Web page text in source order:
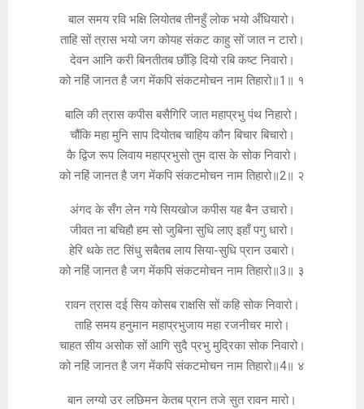
बाल समय रवि भक्षि लियोतब तीनहुँ लोक भयो अँधियारो।
ताहि सों त्रास भयो जग कोयह संकट काहु सों जात न टारो।
देवन आनि करी बिनतीतब छाँड़ि दियो रबि कष्ट निवारो।
को नहिं जानत है जग मेंकपि संकटमोचन नाम तिहारो॥1॥ १
बालि की त्रास कपीस बसैगिरि जात महाप्रभु पंथ निहारो।
चौंकि महा मुनि साप दियोतब चाहिय कौन बिचार बिचारो।
कै द्विज रूप लिवाय महाप्रभुसो तुम दास के सोक निवारो।
को नहिं जानत है जग मेंकपि संकटमोचन नाम तिहारो॥2॥ २
अंगद के सँग लेन गये सियखोज कपीस यह बैन उचारो।
जीवत ना बचिहौ हम सो जुबिना सुधि लाए इहाँ पगु धारो।
हेरि थके तट सिंधु सबैतब लाय सिया-सुधि प्रान उबारो।
को नहिं जानत है जग मेंकपि संकटमोचन नाम तिहारो॥3॥ ३
रावन त्रास दई सिय कोसब राक्षसि सों कहि सोक निवारो।
ताहि समय हनुमान महाप्रभुजाय महा रजनीचर मारो।
चाहत सीय असोक सों आगि सुदै प्रभु मुद्रिका सोक निवारो।
को नहिं जानत है जग मेंकपि संकटमोचन नाम तिहारो॥4॥ ४
बान लग्यो उर लछिमन केतब प्रान तजे सुत रावन मारो।